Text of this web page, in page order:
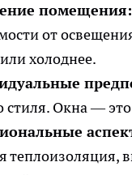
помещения:
от
холоднее.
стиля. Окна —
теплоизоляция,